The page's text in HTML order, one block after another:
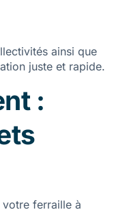
ainsi que
juste et rapide.
:
ferraille à